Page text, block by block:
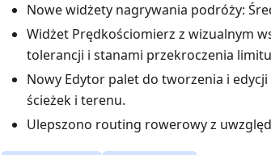
Nowe widżety nagrywania podróży:
Widżet Prędkościomierz z wizualnym
tolerancji i stanami przekroczenia
Nowy Edytor palet do tworzenia i
ścieżek i terenu.
Ulepszono routing rowerowy z